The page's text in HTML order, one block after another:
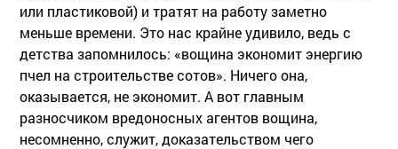
или пластиковой) и тратят на работу заметно
меньше времени. Это нас крайне удивило, ведь с
детства запомнилось: «вощина экономит энергию
пчел на строительстве сотов». Ничего она,
оказывается, не экономит. А вот главным
разносчиком вредоносных агентов вощина,
несомненно, служит, доказательством чего